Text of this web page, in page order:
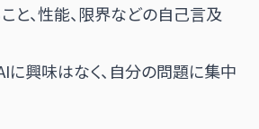
と、性能、限界などの自己言及
に興味はなく、自分の問題に集中